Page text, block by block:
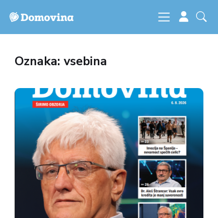
Oznaka: vsebina